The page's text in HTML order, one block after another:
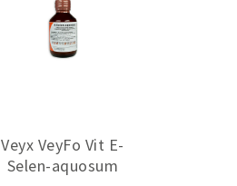
Veyx VeyFo Vit E-
Selen-aquosum